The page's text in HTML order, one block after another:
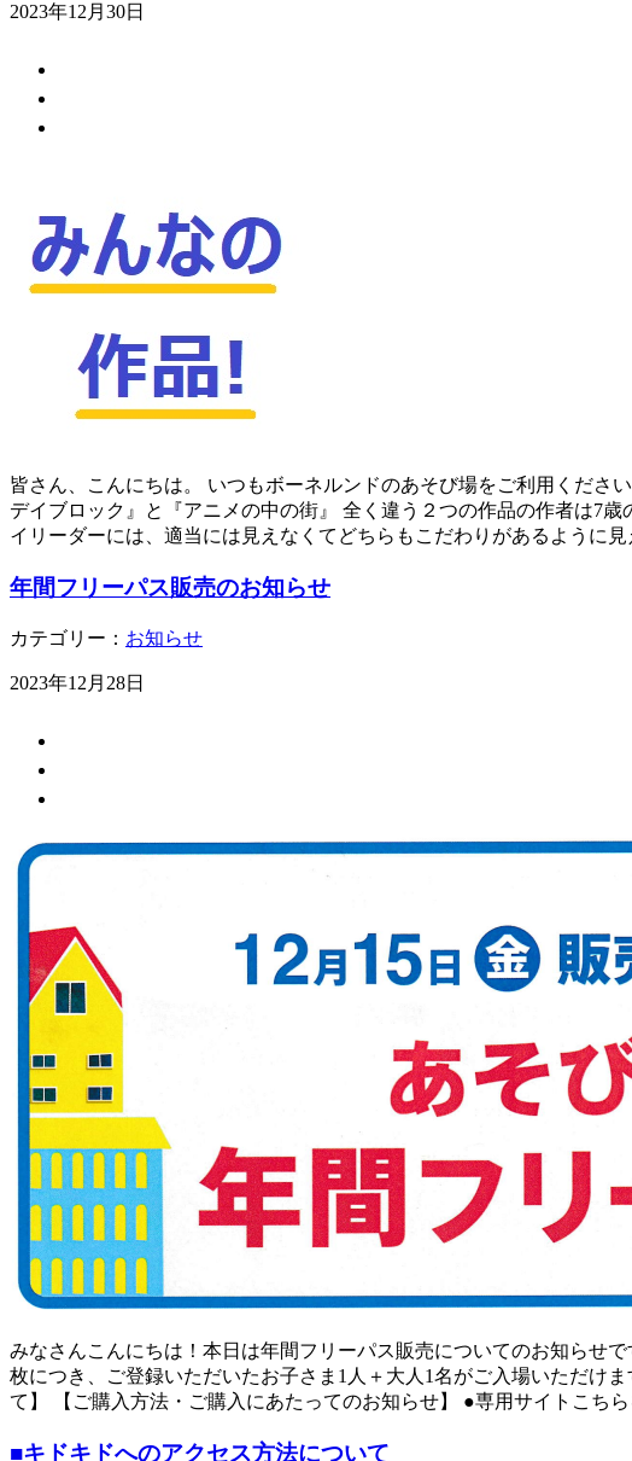
2023年12月30日
皆さん、こんにちは。 いつもボーネルンドのあそび場をご利用くだ
デイブロック』と『アニメの中の街』 全く違う２つの作品の作者は7
イリーダーには、適当には見えなくてどちらもこだわりがあるように
年間フリーパス販売のお知らせ
カテゴリー： お知らせ
2023年12月28日
みなさんこんにちは！本日は年間フリーパス販売についてのお知らせ
枚につき、ご登録いただいたお子さま1人＋大人1名がご入場いただけ
て】 【ご購入方法・ご購入にあたってのお知らせ】 ●専用サイトこち
■キドキドへのアクセス方法について